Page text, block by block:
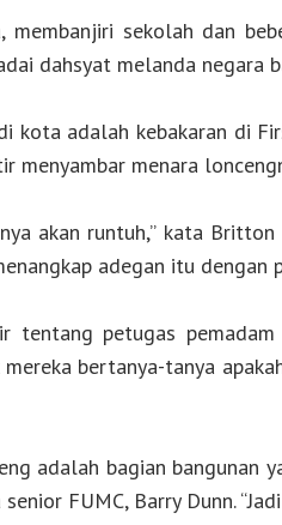
membanjiri sekolah dan
dahsyat melanda negara
kota adalah kebakaran di
menyambar menara
akan runtuh,” kata
adegan itu dengan
tentang petugas
mereka bertanya-tanya
adalah bagian
FUMC, Barry Dunn.